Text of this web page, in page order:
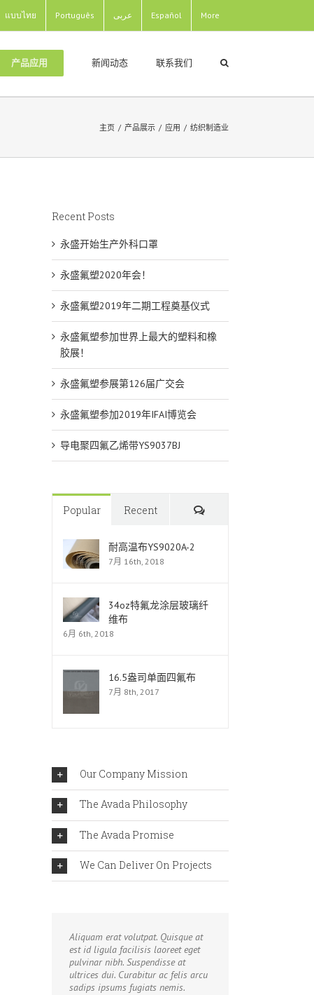
แบบไทย Português عربى Español More
产品应用 新闻动态 联系我们
主页 / 产品展示 / 应用 / 纺织制造业
Recent Posts
永盛开始生产外科口罩
永盛氟塑2020年会！
永盛氟塑2019年二期工程奠基仪式
永盛氟塑参加世界上最大的塑料和橡
胶展！
永盛氟塑参展第126届广交会
永盛氟塑参加2019年IFAI博览会
导电聚四氟乙烯带YS9037BJ
Popular Recent Comments
耐高温布YS9020A-2
7月 16th, 2018
34oz特氟龙涂层玻璃纤
维布
6月 6th, 2018
16.5盎司单面四氟布
7月 8th, 2017
Our Company Mission
The Avada Philosophy
The Avada Promise
We Can Deliver On Projects
Aliquam erat volutpat. Quisque at
est id ligula facilisis laoreet eget
pulvinar nibh. Suspendisse at
ultrices dui. Curabitur ac felis arcu
sadips ipsums fugiats nemis.